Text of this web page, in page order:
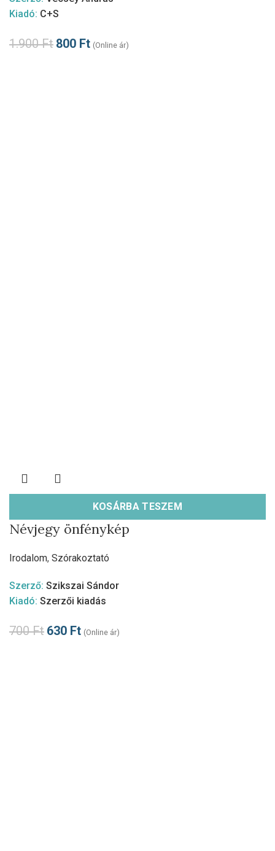
Kiadó: C+S
1.900Ft 800 Ft (Online ár)
KOSÁRBA TESZEM
Névjegy önfénykép
Irodalom, Szórakoztató
Szerző: Szikszai Sándor
Kiadó: Szerzői kiadás
700Ft 630 Ft (Online ár)